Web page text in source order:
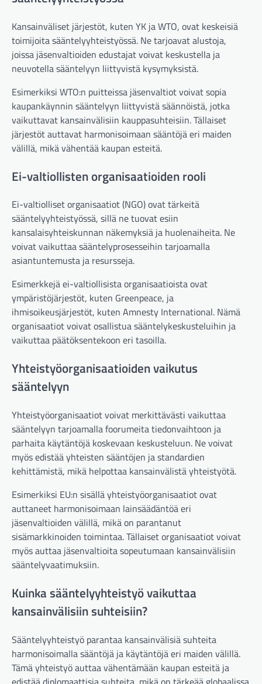
Kansainväliset järjestöt, kuten YK ja WTO, ovat keskeisiä
toimijoita sääntelyyhteistyössä. Ne tarjoavat alustoja,
joissa jäsenvaltioiden edustajat voivat keskustella ja
neuvotella sääntelyyn liittyvistä kysymyksistä.
Esimerkiksi WTO:n puitteissa jäsenvaltiot voivat sopia
kaupankäynnin sääntelyyn liittyvistä säännöistä, jotka
vaikuttavat kansainvälisiin kauppasuhteisiin. Tällaiset
järjestöt auttavat harmonisoimaan sääntöjä eri maiden
välillä, mikä vähentää kaupan esteitä.
Ei-valtiollisten organisaatioiden rooli
Ei-valtiolliset organisaatiot (NGO) ovat tärkeitä
sääntelyyhteistyössä, sillä ne tuovat esiin
kansalaisyhteiskunnan näkemyksiä ja huolenaiheita. Ne
voivat vaikuttaa sääntelyprosesseihin tarjoamalla
asiantuntemusta ja resursseja.
Esimerkkejä ei-valtiollisista organisaatioista ovat
ympäristöjärjestöt, kuten Greenpeace, ja
ihmisoikeusjärjestöt, kuten Amnesty International. Nämä
organisaatiot voivat osallistua sääntelykeskusteluihin ja
vaikuttaa päätöksentekoon eri tasoilla.
Yhteistyöorganisaatioiden vaikutus
sääntelyyn
Yhteistyöorganisaatiot voivat merkittävästi vaikuttaa
sääntelyyn tarjoamalla foorumeita tiedonvaihtoon ja
parhaita käytäntöjä koskevaan keskusteluun. Ne voivat
myös edistää yhteisten sääntöjen ja standardien
kehittämistä, mikä helpottaa kansainvälistä yhteistyötä.
Esimerkiksi EU:n sisällä yhteistyöorganisaatiot ovat
auttaneet harmonisoimaan lainsäädäntöä eri
jäsenvaltioiden välillä, mikä on parantanut
sisämarkkinoiden toimintaa. Tällaiset organisaatiot voivat
myös auttaa jäsenvaltioita sopeutumaan kansainvälisiin
sääntelyvaatimuksiin.
Kuinka sääntelyyhteistyö vaikuttaa
kansainvälisiin suhteisiin?
Sääntelyyhteistyö parantaa kansainvälisiä suhteita
harmonisoimalla sääntöjä ja käytäntöjä eri maiden välillä.
Tämä yhteistyö auttaa vähentämään kaupan esteitä ja